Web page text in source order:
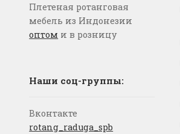
Плетеная ротанговая
мебель из Индонезии
оптом и в розницу
Наши соц-группы:
Вконтакте
rotang_raduga_spb